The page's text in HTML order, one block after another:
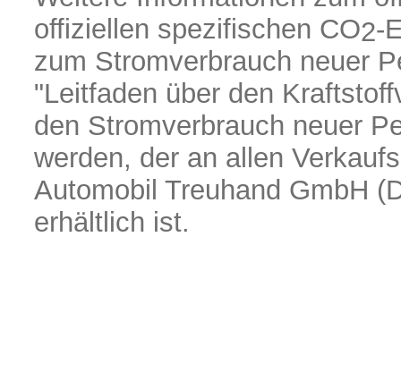
offiziellen spezifischen CO2-
zum Stromverbrauch neuer
"Leitfaden über den
den Stromverbrauch neuer
werden, der an allen
Automobil Treuhand GmbH
erhältlich ist.